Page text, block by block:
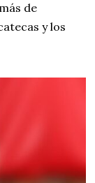
de
y los